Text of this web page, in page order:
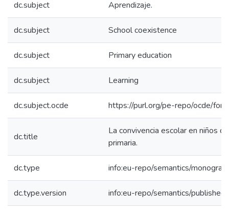
dc.subject Aprendizaje.
dc.subject School coexistence
dc.subject Primary education
dc.subject Learning
dc.subject.ocde https://purl.org/pe-repo/ocde/
dc.title
La convivencia escolar en niños
primaria.
dc.type info:eu-repo/semantics/
dc.type.version info:eu-repo/semantics/